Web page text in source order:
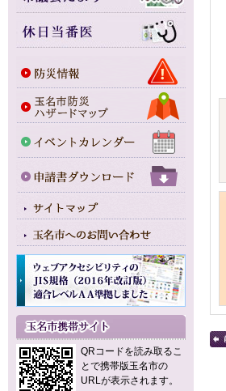
QRコードを読み取るこ
とで携帯版玉名市の
URLが表示されます。